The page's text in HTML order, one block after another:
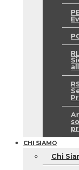
CHI SIAMO
Chi